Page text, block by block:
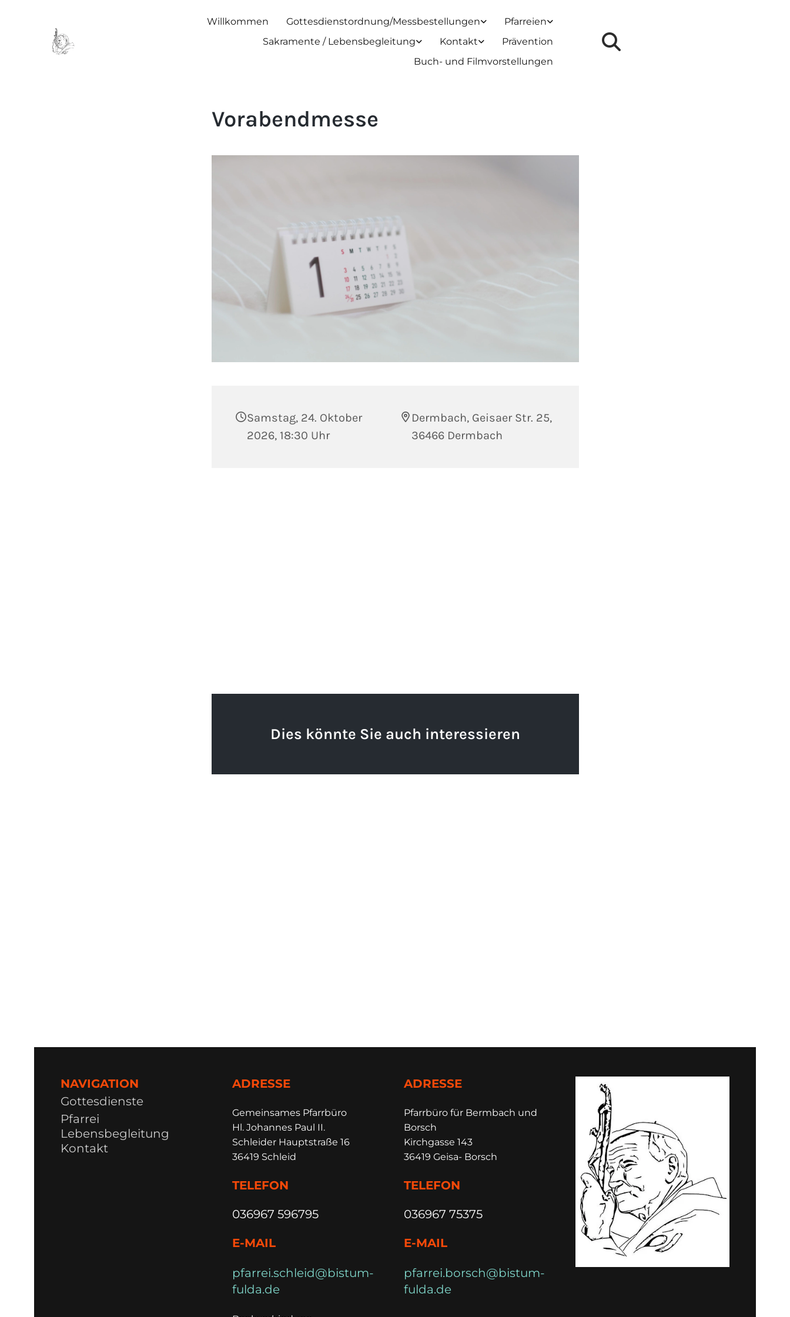
Willkommen Gottesdienstordnung/Messbestellungen
Pfarreien
Sakramente / Lebensbegleitung
Kontakt
Prävention
Buch- und Filmvorstellungen
Vorabendmesse
Samstag, 24. Oktober
2026, 18:30 Uhr
Dermbach, Geisaer Str. 25,
36466 Dermbach
Dies könnte Sie auch interessieren
NAVIGATION
Gottesdienste
Pfarrei
Lebensbegleitung
Kontakt
ADRESSE
Gemeinsames Pfarrbüro
Hl. Johannes Paul II.
Schleider Hauptstraße 16
36419 Schleid
TELEFON
036967 596795
E-MAIL
pfarrei.schleid@bistum-
fulda.de
ADRESSE
Pfarrbüro für Bermbach und
Borsch
Kirchgasse 143
36419 Geisa- Borsch
TELEFON
036967 75375
E-MAIL
pfarrei.borsch@bistum-
fulda.de